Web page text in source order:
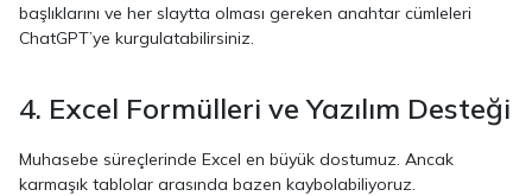
başlıklarını ve her slaytta olması gereken anahtar cümleleri
ChatGPT’ye kurgulatabilirsiniz.
4. Excel Formülleri ve Yazılım Desteği
Muhasebe süreçlerinde Excel en büyük dostumuz. Ancak
karmaşık tablolar arasında bazen kaybolabiliyoruz.